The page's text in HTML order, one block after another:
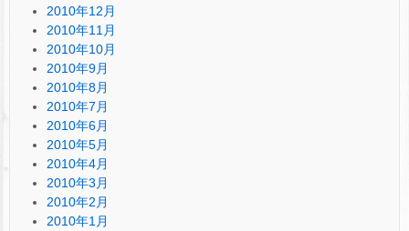
2010年12月
2010年11月
2010年10月
2010年9月
2010年8月
2010年7月
2010年6月
2010年5月
2010年4月
2010年3月
2010年2月
2010年1月